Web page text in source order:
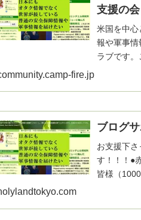
支援の会
米国を中心
報や軍事情
ラブです。
fire.jp
ブログ
お支援下
す！！！●
皆様（